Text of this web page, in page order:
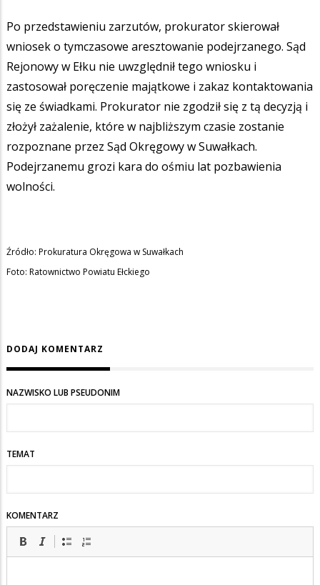
Po przedstawieniu zarzutów, prokurator skierował
wniosek o tymczasowe aresztowanie podejrzanego. Sąd
Rejonowy w Ełku nie uwzględnił tego wniosku i
zastosował poręczenie majątkowe i zakaz kontaktowania
się ze świadkami. Prokurator nie zgodził się z tą decyzją i
złożył zażalenie, które w najbliższym czasie zostanie
rozpoznane przez Sąd Okręgowy w Suwałkach.
Podejrzanemu grozi kara do ośmiu lat pozbawienia
wolności.
Źródło: Prokuratura Okręgowa w Suwałkach
Foto: Ratownictwo Powiatu Ełckiego
DODAJ KOMENTARZ
NAZWISKO LUB PSEUDONIM
TEMAT
KOMENTARZ